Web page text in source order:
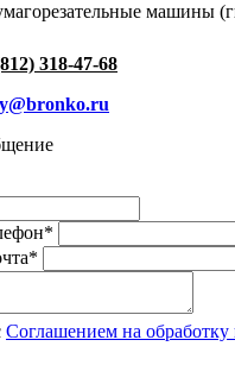
машины
318-47-68
Соглашением на обработку